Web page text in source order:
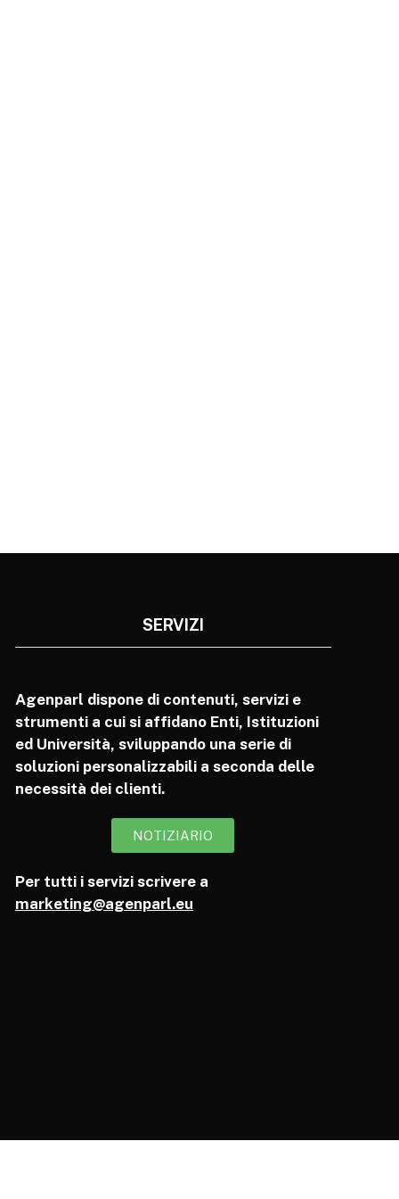
SERVIZI
Agenparl dispone di contenuti, servizi e
strumenti a cui si affidano Enti, Istituzioni
ed Università, sviluppando una serie di
soluzioni personalizzabili a seconda delle
necessità dei clienti.
NOTIZIARIO
Per tutti i servizi scrivere a
marketing@agenparl.eu